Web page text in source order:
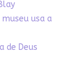
usa a
de Deus